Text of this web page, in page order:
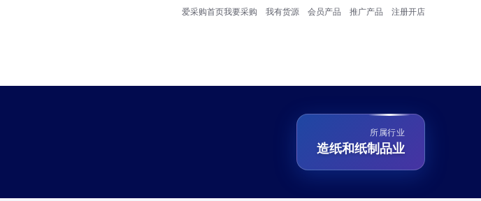
爱采购首页我要采购 我有货源 会员产品 推广产品 注册开店
所属行业
造纸和纸制品业